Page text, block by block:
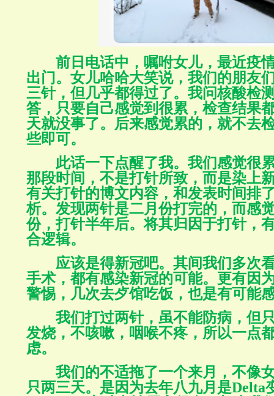
前日电话中，嘱咐女儿，最近疫
出门。女儿哈哈大笑说，我们的朋友
三针，但几乎都得过了。我问核酸检
答，只要自己感觉到很累，检查结果
天就没事了。后来感觉累的，就不去
些即可。
此话一下点醒了我。我们感觉很
那段时间，不是打针所致，而是染上
有关打针的博文内容，和发表时间排
析。发现两针是二月份打完的，而感
份，打针半年后。将其归因于打针，
合逻辑。
应该是得新冠吧。其间我们多次
手术，都有感染新冠的可能。更有因
警惕，几次去歺馆吃饭，也是有可能
我们打过两针，虽不能防病，但
发烧，不咳嗽，咽喉不疼，所以一点
虑。
我们的不适拖了一个来月，不像
只两三天。是因为去年八九月是Delta